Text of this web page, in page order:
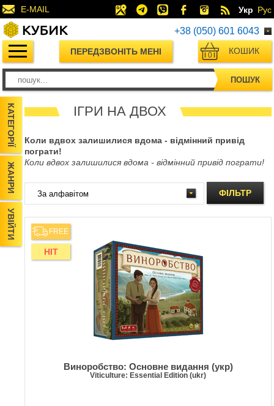
E-MAIL Укр Рус
+38 (050) 601 6043
ПЕРЕДЗВОНІТЬ МЕНІ КОШИК
0
ПОШУК
КАТЕГОРІЇ
ЖАНРИ
УВІЙТИ
ІГРИ НА ДВОХ
Коли вдвох залишилися вдома - відмінний привід
пограти!
Коли вдвох залишилися вдома - відмінний привід пограти!
ФІЛЬТР
FREE
HIT
Виноробство: Основне видання (укр)
Viticulture: Essential Edition (ukr)